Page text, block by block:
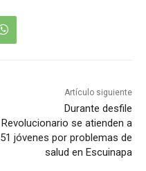
Artículo siguiente
Durante desfile
Revolucionario se atienden a
51 jóvenes por problemas de
salud en Escuinapa